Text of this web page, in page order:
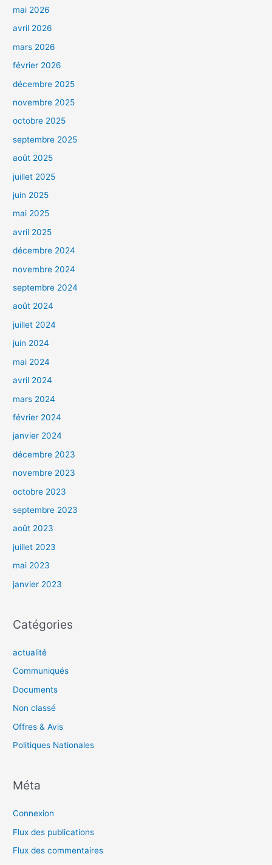
mai 2026
avril 2026
mars 2026
février 2026
décembre 2025
novembre 2025
octobre 2025
septembre 2025
août 2025
juillet 2025
juin 2025
mai 2025
avril 2025
décembre 2024
novembre 2024
septembre 2024
août 2024
juillet 2024
juin 2024
mai 2024
avril 2024
mars 2024
février 2024
janvier 2024
décembre 2023
novembre 2023
octobre 2023
septembre 2023
août 2023
juillet 2023
mai 2023
janvier 2023
Catégories
actualité
Communiqués
Documents
Non classé
Offres & Avis
Politiques Nationales
Méta
Connexion
Flux des publications
Flux des commentaires